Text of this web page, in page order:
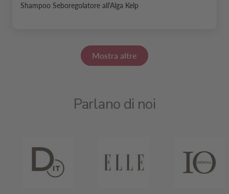
Shampoo Seboregolatore all'Alga Kelp
Mostra altre
Parlano di noi